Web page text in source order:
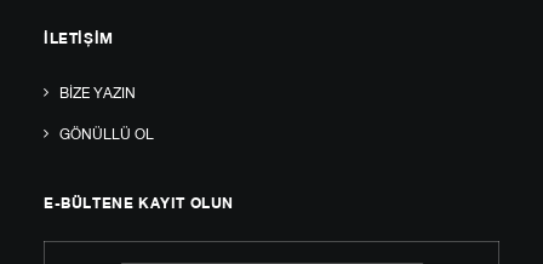
İLETIŞIM
BIZE YAZIN
GÖNÜLLÜ OL
E-BÜLTENE KAYIT OLUN